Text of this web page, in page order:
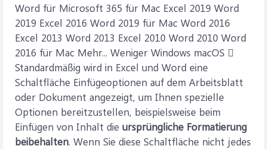
Word für Microsoft 365 für Mac Excel 2019 Word
2019 Excel 2016 Word 2019 für Mac Word 2016
Excel 2013 Word 2013 Excel 2010 Word 2010 Word
2016 für Mac Mehr... Weniger Windows macOS 
Standardmäßig wird in Excel und Word eine
Schaltfläche Einfügeoptionen auf dem Arbeitsblatt
oder Dokument angezeigt, um Ihnen spezielle
Optionen bereitzustellen, beispielsweise beim
Einfügen von Inhalt die ursprüngliche Formatierung
beibehalten. Wenn Sie diese Schaltfläche nicht jedes